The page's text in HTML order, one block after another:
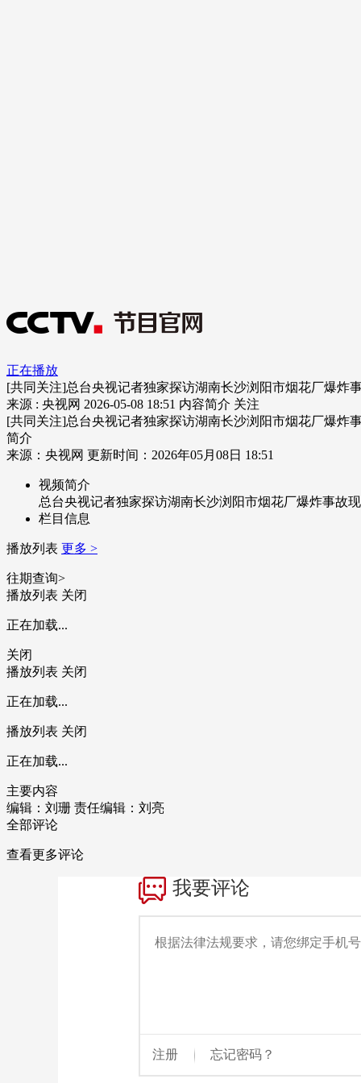
正在播放
[共同关注]总台央视记者独家探访湖南长沙浏阳市烟花厂爆炸
来源 : 央视网 2026-05-08 18:51 内容简介 关注
[共同关注]总台央视记者独家探访湖南长沙浏阳市烟花厂爆炸
简介
来源：央视网 更新时间：2026年05月08日 18:51
视频简介
总台央视记者独家探访湖南长沙浏阳市烟花厂爆炸事故
栏目信息
播放列表 更多 >
往期查询>
播放列表 关闭
正在加载...
关闭
播放列表 关闭
正在加载...
播放列表 关闭
正在加载...
主要内容
编辑：刘珊 责任编辑：刘亮
全部评论
查看更多评论